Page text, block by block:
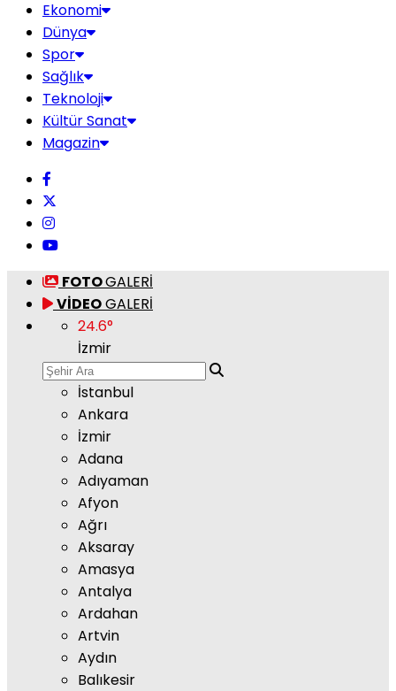
Ekonomi
Dünya
Spor
Sağlık
Teknoloji
Kültür Sanat
Magazin
FOTOGALERİ
VİDEOGALERİ
24.6°
İzmir
İstanbul
Ankara
İzmir
Adana
Adıyaman
Afyon
Ağrı
Aksaray
Amasya
Antalya
Ardahan
Artvin
Aydın
Balıkesir